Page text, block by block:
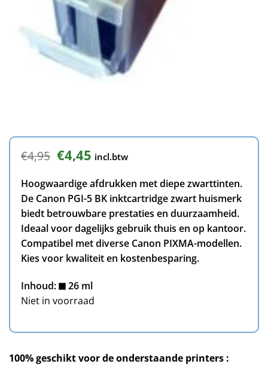
€4,95 Oorspronkelijke
prijs
was:
€4,95.
€4,45Huidige
prijs
is:
€4,45.
incl.btw
Hoogwaardige afdrukken met diepe zwarttinten.
De Canon PGI-5 BK inktcartridge zwart huismerk
biedt betrouwbare prestaties en duurzaamheid.
Ideaal voor dagelijks gebruik thuis en op kantoor.
Compatibel met diverse Canon PIXMA-modellen.
Kies voor kwaliteit en kostenbesparing.
Inhoud:
26 ml
Niet in voorraad
100% geschikt voor de onderstaande printers :